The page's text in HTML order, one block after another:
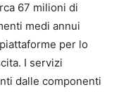
67 milioni di
medi annui
per lo
I servizi
dalle componenti